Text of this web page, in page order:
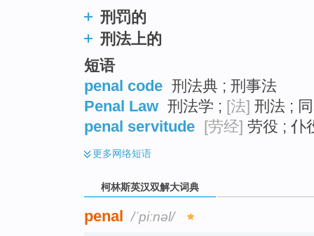
刑罚的
刑法上的
短语
penal code 刑法典 ; 刑事法
Penal Law 刑法学 ; [法] 刑法 ;
penal servitude
[劳经] 劳役 ; 仆
更多网络短语
柯林斯英汉双解大词典
penal /ˈpiːnəl/